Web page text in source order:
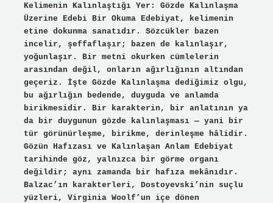
Kelimenin Kalınlaştığı Yer: Gözde Kalınlaşma
Üzerine Edebi Bir Okuma Edebiyat, kelimenin
etine dokunma sanatıdır. Sözcükler bazen
incelir, şeffaflaşır; bazen de kalınlaşır,
yoğunlaşır. Bir metni okurken cümlelerin
arasından değil, onların ağırlığının altından
geçeriz. İşte Gözde Kalınlaşma dediğimiz olgu,
bu ağırlığın bedende, duyguda ve anlamda
birikmesidir. Bir karakterin, bir anlatının ya
da bir duygunun gözde kalınlaşması — yani bir
tür görünürleşme, birikme, derinleşme hâlidir.
Gözün Hafızası ve Kalınlaşan Anlam Edebiyat
tarihinde göz, yalnızca bir görme organı
değildir; aynı zamanda bir hafıza mekânıdır.
Balzac’ın karakterleri, Dostoyevski’nin suçlu
yüzleri, Virginia Woolf’un içe dönen